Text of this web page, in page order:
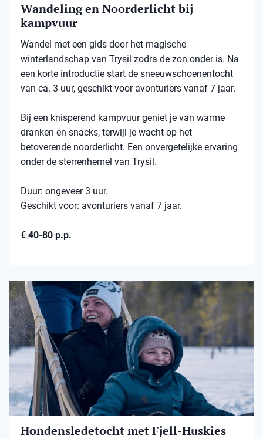
Wandeling en Noorderlicht bij
kampvuur
Wandel met een gids door het magische
winterlandschap van Trysil zodra de zon onder is. Na
een korte introductie start de sneeuwschoenentocht
van ca. 3 uur, geschikt voor avonturiers vanaf 7 jaar.
Bij een knisperend kampvuur geniet je van warme
dranken en snacks, terwijl je wacht op het
betoverende noorderlicht. Een onvergetelijke ervaring
onder de sterrenhemel van Trysil.
Duur: ongeveer 3 uur.
Geschikt voor: avonturiers vanaf 7 jaar.
€ 40-80 p.p.
Hondensledetocht met Fjell-Huskies